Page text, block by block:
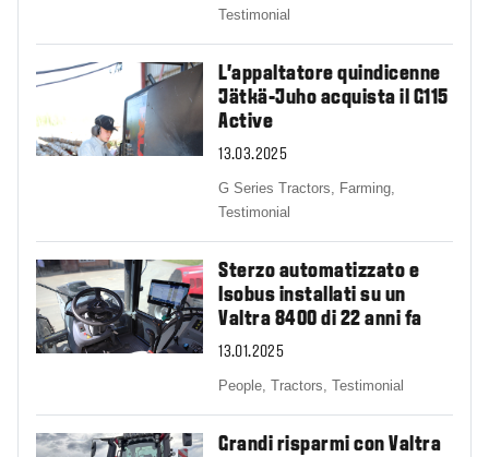
Testimonial
L'appaltatore quindicenne
Jätkä-Juho acquista il G115
Active
13.03.2025
G Series Tractors, Farming,
Testimonial
Sterzo automatizzato e
Isobus installati su un
Valtra 8400 di 22 anni fa
13.01.2025
People,Tractors,Testimonial
Grandi risparmi con Valtra